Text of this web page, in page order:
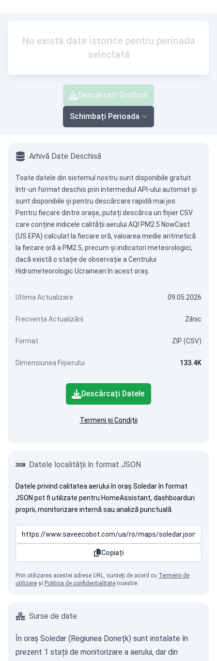
Nu există date istorice pentru perioada
selectată
Descărcați Graficul
Schimbați Perioada
Arhivă Date Deschisă
Toate datele din sistemul nostru sunt disponibile gratuit
într-un format deschis prin intermediul API-ului automat și
sunt disponibile și pentru descărcare rapidă mai jos.
Pentru fiecare dintre orașe, puteți descărca un fișier CSV
care conține indicele calității aerului AQI PM2.5 NowCast
(US EPA) calculat la fiecare oră, valoarea medie aritmetică
la fiecare oră a PM2.5, precum și indicatori meteorologici,
dacă există o stație de observație a Centrului
Hidrometeorologic Ucrainean în acest oraș.
Ultima Actualizare 09.05.2026
Frecvența Actualizării Zilnic
Format ZIP (CSV)
Dimensiunea Fișierului 133.4K
Descărcați Datele
Termeni și Condiții
Datele localității în format JSON
Datele privind calitatea aerului în oraș Soledar în format
JSON pot fi utilizate pentru HomeAssistant, dashboarduri
proprii, monitorizare internă sau analiză punctuală.
Copiați
Prin utilizarea acestei adrese URL, sunteți de acord cu Termenii de
utilizare și Politica de confidențialitate noastre.
Surse de date
În oraș Soledar (Regiunea Donețk) sunt instalate în
prezent 1 stații de monitorizare a aerului, dar din